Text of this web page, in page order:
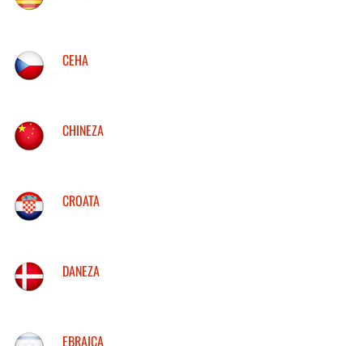
CEHA
CHINEZA
CROATA
DANEZA
EBRAICA